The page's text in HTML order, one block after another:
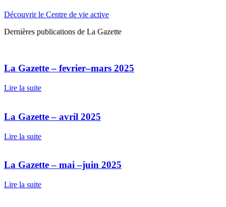
Découvrir le Centre de vie active
Dernières publications de La Gazette
La Gazette – fevrier–mars 2025
Lire la suite
La Gazette – avril 2025
Lire la suite
La Gazette – mai –juin 2025
Lire la suite